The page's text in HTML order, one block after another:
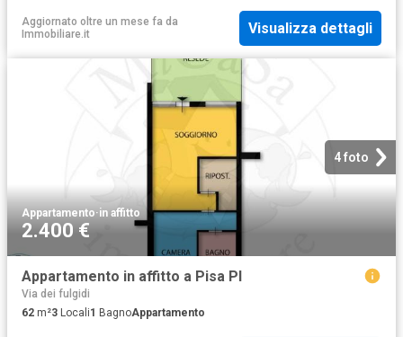
Aggiornato oltre un mese fa da
Immobiliare.it
Visualizza dettagli
4 foto
Appartamento·in affitto
2.400 €
Appartamento in affitto a Pisa PI
Via dei fulgidi
62 m²3 Locali1 BagnoAppartamento